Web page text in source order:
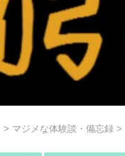
> マジメな体験談・備忘録 >